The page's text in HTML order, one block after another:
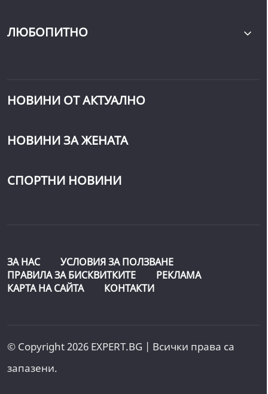
ЛЮБОПИТНО
НОВИНИ ОТ АКТУАЛНО
НОВИНИ ЗА ЖЕНАТА
СПОРТНИ НОВИНИ
ЗА НАС
УСЛОВИЯ ЗА ПОЛЗВАНЕ
ПРАВИЛА ЗА БИСКВИТКИТЕ
РЕКЛАМА
КАРТА НА САЙТА
КОНТАКТИ
© Copyright 2026 EXPERT.BG | Всички права са
запазени.